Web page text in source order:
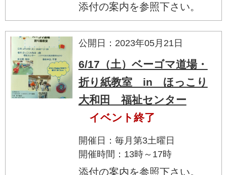
添付の案内を参照下さい。
公開日：2023年05月21日
6/17（土）ベーゴマ道場・
折り紙教室 in ほっこり
大和田 福祉センター
イベント終了
開催日：毎月第3土曜日
開催時間：13時～17時
添付の案内を参照下さい。